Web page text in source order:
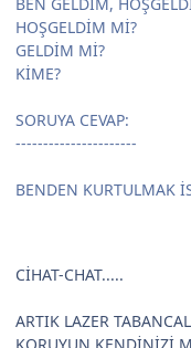
HOŞGELDİM Mİ?
GELDİM Mİ?
KİME?
SORUYA CEVAP:
----------------------
BENDEN KURTULMAK
CİHAT-CHAT.....
ARTIK LAZER